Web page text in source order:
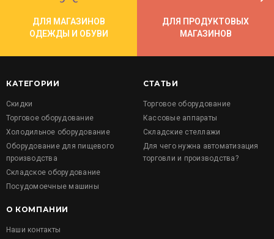
ДЛЯ МАГАЗИНОВ
ОДЕЖДЫ И ОБУВИ
ДЛЯ ПРОДУКТОВЫХ
МАГАЗИНОВ
КАТЕГОРИИ
Скидки
Торговое оборудование
Холодильное оборудование
Оборудование для пищевого
производства
Складское оборудование
Посудомоечные машины
СТАТЬИ
Торговое оборудование
Кассовые аппараты
Складские стеллажи
Для чего нужна автоматизация
торговли и производства?
О КОМПАНИИ
Наши контакты